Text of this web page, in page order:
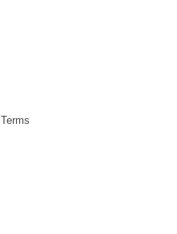
Terms